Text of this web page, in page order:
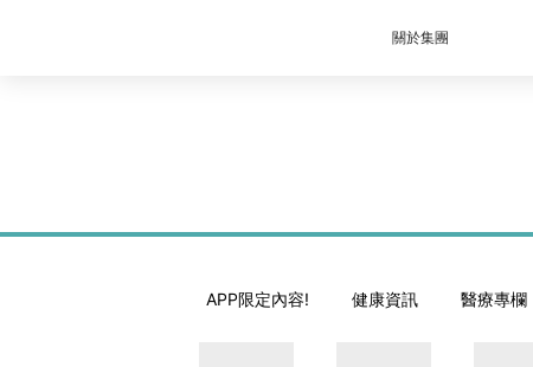
關於集團
APP限定內容! 健康資訊 醫療專欄